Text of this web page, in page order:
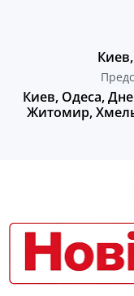
Киев, Одеса, Днепр, Харьков, Полтава, Винница,
Житомир,